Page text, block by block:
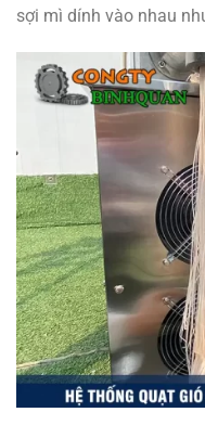
sợi mì dính vào nhau